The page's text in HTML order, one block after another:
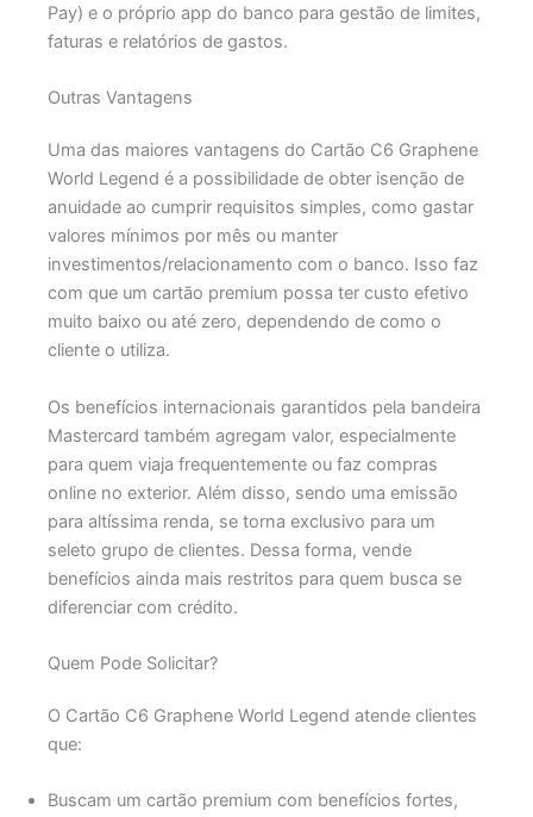
Pay) e o próprio app do banco para gestão de limites,
faturas e relatórios de gastos.
Outras Vantagens
Uma das maiores vantagens do Cartão C6 Graphene
World Legend é a possibilidade de obter isenção de
anuidade ao cumprir requisitos simples, como gastar
valores mínimos por mês ou manter
investimentos/relacionamento com o banco. Isso faz
com que um cartão premium possa ter custo efetivo
muito baixo ou até zero, dependendo de como o
cliente o utiliza.
Os benefícios internacionais garantidos pela bandeira
Mastercard também agregam valor, especialmente
para quem viaja frequentemente ou faz compras
online no exterior. Além disso, sendo uma emissão
para altíssima renda, se torna exclusivo para um
seleto grupo de clientes. Dessa forma, vende
benefícios ainda mais restritos para quem busca se
diferenciar com crédito.
Quem Pode Solicitar?
O Cartão C6 Graphene World Legend atende clientes
que:
Buscam um cartão premium com benefícios fortes,